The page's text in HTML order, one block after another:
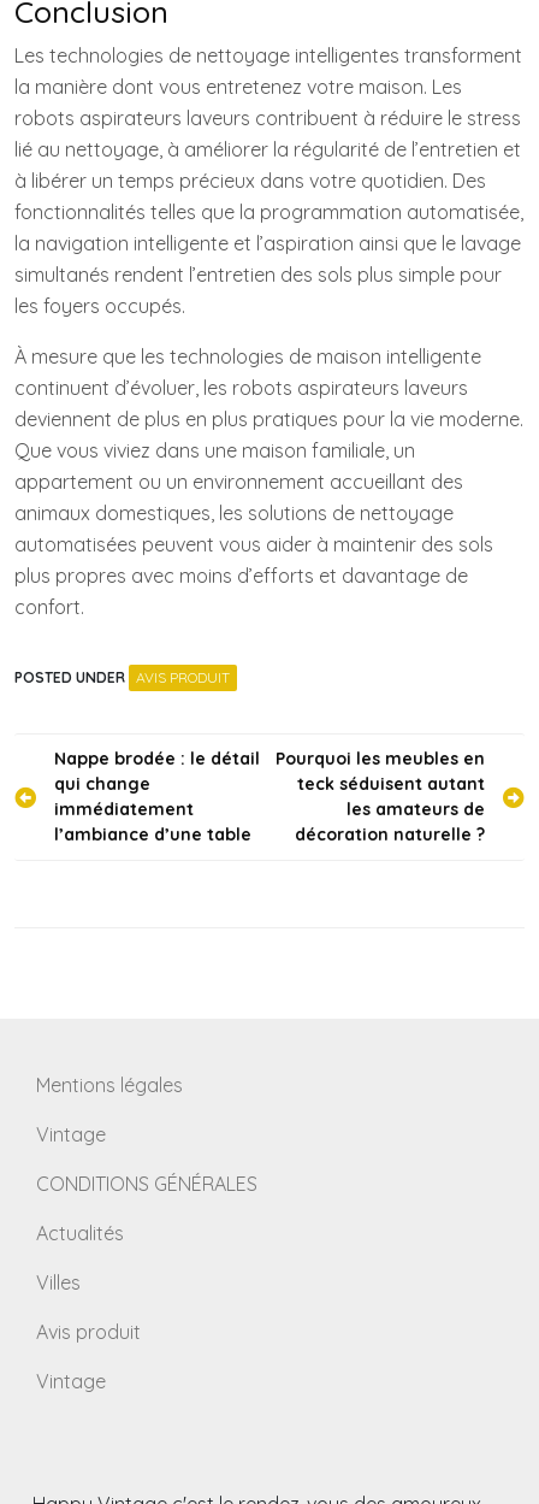
Conclusion
Les technologies de nettoyage intelligentes transforment
la manière dont vous entretenez votre maison. Les
robots aspirateurs laveurs contribuent à réduire le stress
lié au nettoyage, à améliorer la régularité de l’entretien et
à libérer un temps précieux dans votre quotidien. Des
fonctionnalités telles que la programmation automatisée,
la navigation intelligente et l’aspiration ainsi que le lavage
simultanés rendent l’entretien des sols plus simple pour
les foyers occupés.
À mesure que les technologies de maison intelligente
continuent d’évoluer, les robots aspirateurs laveurs
deviennent de plus en plus pratiques pour la vie moderne.
Que vous viviez dans une maison familiale, un
appartement ou un environnement accueillant des
animaux domestiques, les solutions de nettoyage
automatisées peuvent vous aider à maintenir des sols
plus propres avec moins d’efforts et davantage de
confort.
POSTED UNDER AVIS PRODUIT
Navigation
de
l’article
Nappe brodée : le détail
qui change
immédiatement
l’ambiance d’une table
Pourquoi les meubles en
teck séduisent autant
les amateurs de
décoration naturelle ?
Mentions légales
Vintage
CONDITIONS GÉNÉRALES
Actualités
Villes
Avis produit
Vintage